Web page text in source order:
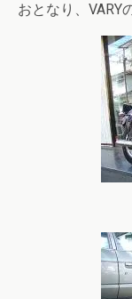
おとなり、VARY